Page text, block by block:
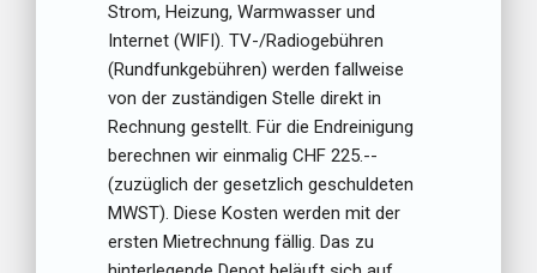
Strom, Heizung, Warmwasser und
Internet (WIFI). TV-/Radiogebühren
(Rundfunkgebühren) werden fallweise
von der zuständigen Stelle direkt in
Rechnung gestellt. Für die Endreinigung
berechnen wir einmalig CHF 225.--
(zuzüglich der gesetzlich geschuldeten
MWST). Diese Kosten werden mit der
ersten Mietrechnung fällig. Das zu